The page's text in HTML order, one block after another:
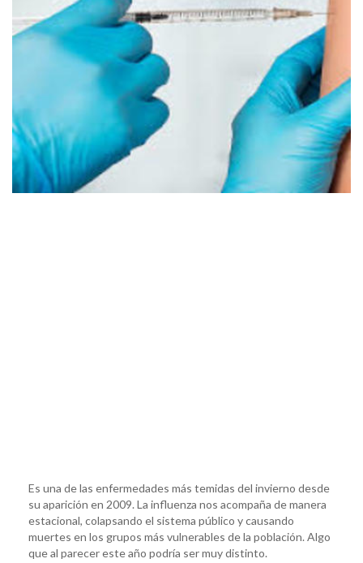
Es una de las enfermedades más temidas del invierno desde
su aparición en 2009. La influenza nos acompaña de manera
estacional, colapsando el sistema público y causando
muertes en los grupos más vulnerables de la población. Algo
que al parecer este año podría ser muy distinto.